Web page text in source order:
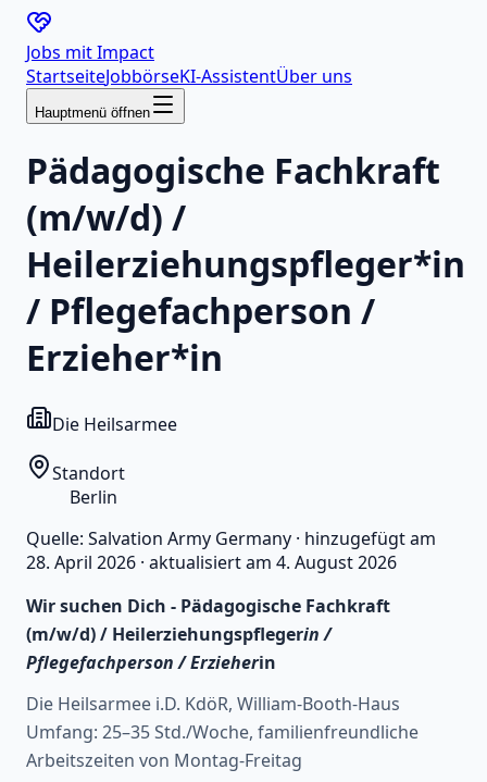
Jobs mitImpact
StartseiteJobbörseKI-AssistentÜber uns
Hauptmenü öffnen
Pädagogische Fachkraft
(m/w/d) /
Heilerziehungspfleger*in
/ Pflegefachperson /
Erzieher*in
Die Heilsarmee
Standort
Berlin
Quelle: Salvation Army Germany · hinzugefügt am
28. April 2026 · aktualisiert am 4. August 2026
Wir suchen Dich - Pädagogische Fachkraft
(m/w/d) / Heilerziehungspflegerin /
Pflegefachperson / Erzieherin
Die Heilsarmee i.D. KdöR, William-Booth-Haus
Umfang: 25–35 Std./Woche, familienfreundliche
Arbeitszeiten von Montag-Freitag